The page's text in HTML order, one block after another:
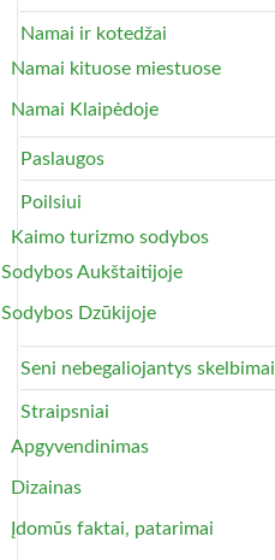
Namai ir kotedžai
Namai kituose miestuose
Namai Klaipėdoje
Paslaugos
Poilsiui
Kaimo turizmo sodybos
Sodybos Aukštaitijoje
Sodybos Dzūkijoje
Seni nebegaliojantys skelbimai
Straipsniai
Apgyvendinimas
Dizainas
Įdomūs faktai, patarimai